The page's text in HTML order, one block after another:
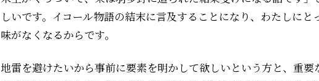
しいです。イコール物語の結末に言及することになり、わたしにと
味がなくなるからです。
地雷を避けたいから事前に要素を明かして欲しいという方と、重要